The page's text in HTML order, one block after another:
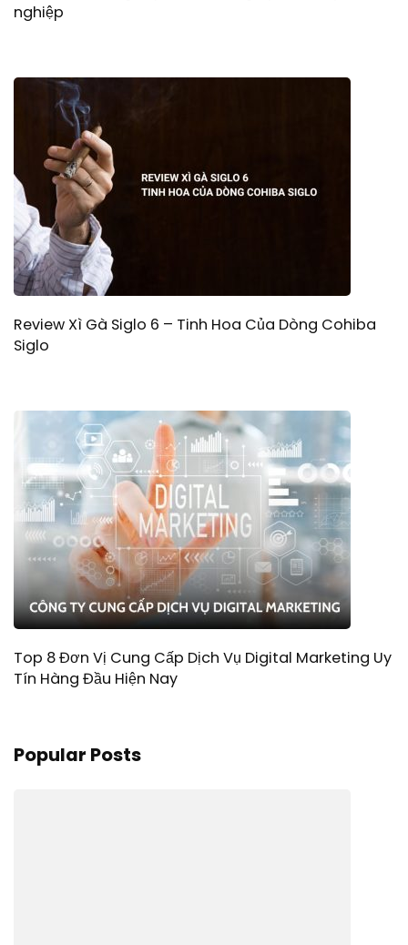
nghiệp
Review Xì Gà Siglo 6 – Tinh Hoa Của Dòng Cohiba
Siglo
Top 8 Đơn Vị Cung Cấp Dịch Vụ Digital Marketing Uy
Tín Hàng Đầu Hiện Nay
Popular Posts